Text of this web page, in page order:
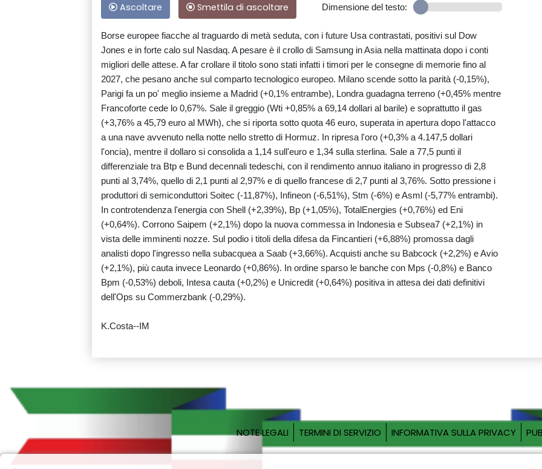
Ascoltare Smettila di ascoltare Dimensione del testo:
Borse europee fiacche al traguardo di metà seduta, con i future Usa contrastati, positivi sul Dow
Jones e in forte calo sul Nasdaq. A pesare è il crollo di Samsung in Asia nella mattinata dopo i conti
migliori delle attese. A far crollare il titolo sono stati infatti i timori per le consegne di memorie fino al
2027, che pesano anche sul comparto tecnologico europeo. Milano scende sotto la parità (-0,15%),
Parigi fa un po' meglio insieme a Madrid (+0,1% entrambe), Londra guadagna terreno (+0,45% mentre
Francoforte cede lo 0,67%. Sale il greggio (Wti +0,85% a 69,14 dollari al barile) e soprattutto il gas
(+3,76% a 45,79 euro al MWh), che si riporta sotto quota 46 euro, superata in apertura dopo l'attacco
a una nave avvenuto nella notte nello stretto di Hormuz. In ripresa l'oro (+0,3% a 4.147,5 dollari
l'oncia), mentre il dollaro si consolida a 1,14 sull'euro e 1,34 sulla sterlina. Sale a 77,5 punti il
differenziale tra Btp e Bund decennali tedeschi, con il rendimento annuo italiano in progresso di 2,8
punti al 3,74%, quello di 2,1 punti al 2,97% e di quello francese di 2,7 punti al 3,76%. Sotto pressione i
produttori di semiconduttori Soitec (-11,87%), Infineon (-6,51%), Stm (-6%) e Asml (-5,77% entrambi).
In controtendenza l'energia con Shell (+2,39%), Bp (+1,05%), TotalEnergies (+0,76%) ed Eni
(+0,64%). Corrono Saipem (+2,1%) dopo la nuova commessa in Indonesia e Subsea7 (+2,1%) in
vista delle imminenti nozze. Sul podio i titoli della difesa da Fincantieri (+6,88%) promossa dagli
analisti dopo l'ingresso nella subacquea a Saab (+3,66%). Acquisti anche su Babcock (+2,2%) e Avio
(+2,1%), più cauta invece Leonardo (+0,86%). In ordine sparso le banche con Mps (-0,8%) e Banco
Bpm (-0,53%) deboli, Intesa cauta (+0,2%) e Unicredit (+0,64%) positiva in attesa dei dati definitivi
dell'Ops su Commerzbank (-0,29%).
K.Costa--IM
NOTE LEGALI TERMINI DI SERVIZIO INFORMATIVA SULLA PRIVACY